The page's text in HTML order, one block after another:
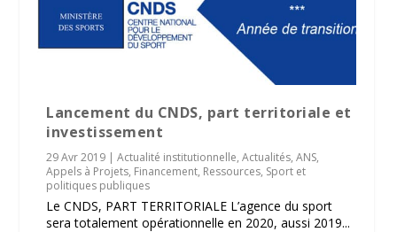
Lancement du CNDS, part territoriale et
investissement
29 Avr 2019 |Actualité institutionnelle,Actualités,ANS,
Appels à Projets, Financement, Ressources, Sport et
politiques publiques
Le CNDS, PART TERRITORIALE L’agence du sport
sera totalement opérationnelle en 2020, aussi 2019...